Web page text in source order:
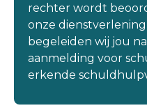
rechter wordt
onze
begeleiden wij jou
aanmelding voor
erkende